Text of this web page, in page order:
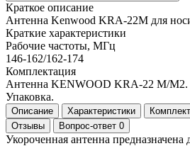
Краткое описание
Антенна Kenwood KRA-22M для
Краткие характеристики
Рабочие частоты, МГц
146-162/162-174
Комплектация
Антенна KENWOOD KRA-22 M/M2.
Упаковка.
Описание Характеристики
Отзывы
Вопрос-ответ 0
Укороченная антенна